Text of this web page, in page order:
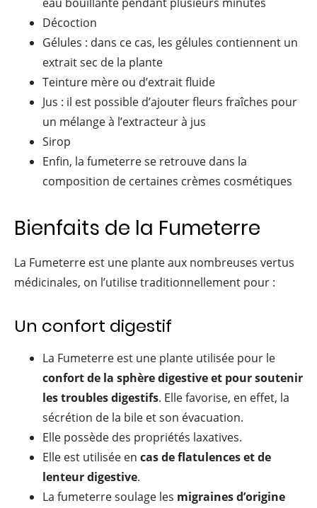
Décoction
Gélules : dans ce cas, les gélules contiennent un
extrait sec de la plante
Teinture mère ou d’extrait fluide
Jus : il est possible d’ajouter fleurs fraîches pour
un mélange à l’extracteur à jus
Sirop
Enfin, la fumeterre se retrouve dans la
composition de certaines crèmes cosmétiques
Bienfaits de la Fumeterre
La Fumeterre est une plante aux nombreuses vertus
médicinales, on l’utilise traditionnellement pour :
Un confort digestif
La Fumeterre est une plante utilisée pour le
confort de la sphère digestive et pour soutenir
les troubles digestifs. Elle favorise, en effet, la
sécrétion de la bile et son évacuation.
Elle possède des propriétés laxatives.
Elle est utilisée en cas de flatulences et de
lenteur digestive.
La fumeterre soulage les migraines d’origine